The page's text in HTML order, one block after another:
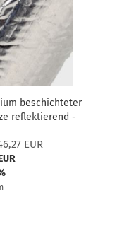
beschichteter
reflektierend -
EUR